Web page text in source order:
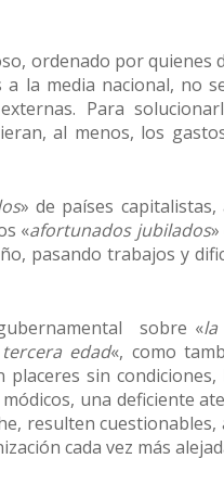
ordenado por quienes
la media nacional, no
Para
al menos, los
» de países
«afortunados jubilados
pasando trabajos y
sobre «la
edad«, como
sin
una deficiente
resulten cuestionables,
cada vez más